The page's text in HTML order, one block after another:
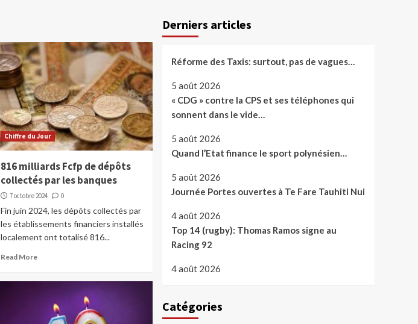
Chiffre du Jour
816 milliards Fcfp de dépôts
collectés par les banques
7 octobre 2024 0
Fin juin 2024, les dépôts collectés par
les établissements financiers installés
localement ont totalisé 816...
Read More
Derniers articles
Réforme des Taxis: surtout, pas de vagues…
5 août 2026
« CDG » contre la CPS et ses téléphones qui
sonnent dans le vide…
5 août 2026
Quand l’Etat finance le sport polynésien…
5 août 2026
Journée Portes ouvertes à Te Fare Tauhiti Nui
4 août 2026
Top 14 (rugby): Thomas Ramos signe au
Racing 92
4 août 2026
Catégories